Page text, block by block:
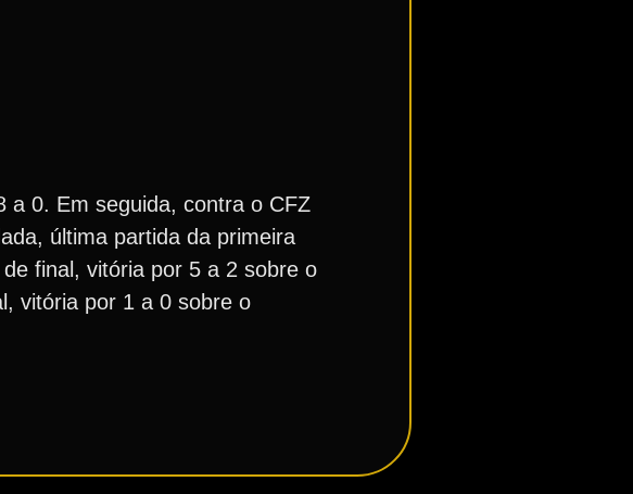
a 0. Em seguida, contra o CFZ
última partida da primeira
final, vitória por 5 a 2 sobre o
vitória por 1 a 0 sobre o